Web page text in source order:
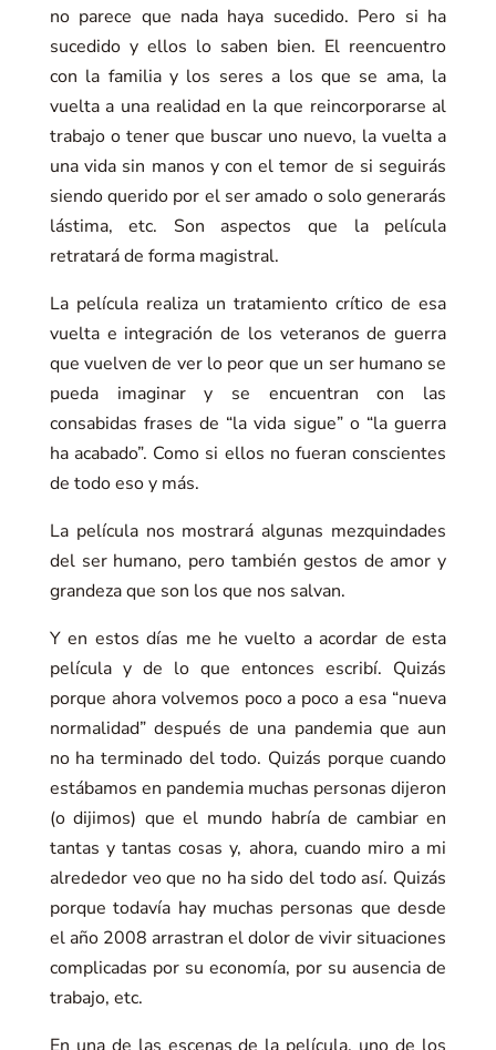
no parece que nada haya sucedido. Pero si ha
sucedido y ellos lo saben bien. El reencuentro
con la familia y los seres a los que se ama, la
vuelta a una realidad en la que reincorporarse al
trabajo o tener que buscar uno nuevo, la vuelta a
una vida sin manos y con el temor de si seguirás
siendo querido por el ser amado o solo generarás
lástima, etc. Son aspectos que la película
retratará de forma magistral.
La película realiza un tratamiento crítico de esa
vuelta e integración de los veteranos de guerra
que vuelven de ver lo peor que un ser humano se
pueda imaginar y se encuentran con las
consabidas frases de “la vida sigue” o “la guerra
ha acabado”. Como si ellos no fueran conscientes
de todo eso y más.
La película nos mostrará algunas mezquindades
del ser humano, pero también gestos de amor y
grandeza que son los que nos salvan.
Y en estos días me he vuelto a acordar de esta
película y de lo que entonces escribí. Quizás
porque ahora volvemos poco a poco a esa “nueva
normalidad” después de una pandemia que aun
no ha terminado del todo. Quizás porque cuando
estábamos en pandemia muchas personas dijeron
(o dijimos) que el mundo habría de cambiar en
tantas y tantas cosas y, ahora, cuando miro a mi
alrededor veo que no ha sido del todo así. Quizás
porque todavía hay muchas personas que desde
el año 2008 arrastran el dolor de vivir situaciones
complicadas por su economía, por su ausencia de
trabajo, etc.